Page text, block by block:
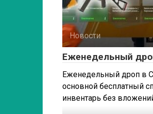
Новости
Еженедельный
Еженедельный дроп в
основной бесплатный
инвентарь без